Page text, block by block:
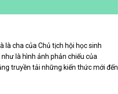
là cha của Chủ tịch hội học sinh
là hình ảnh phản chiếu của
truyền tải những kiến ​​thức mới đến